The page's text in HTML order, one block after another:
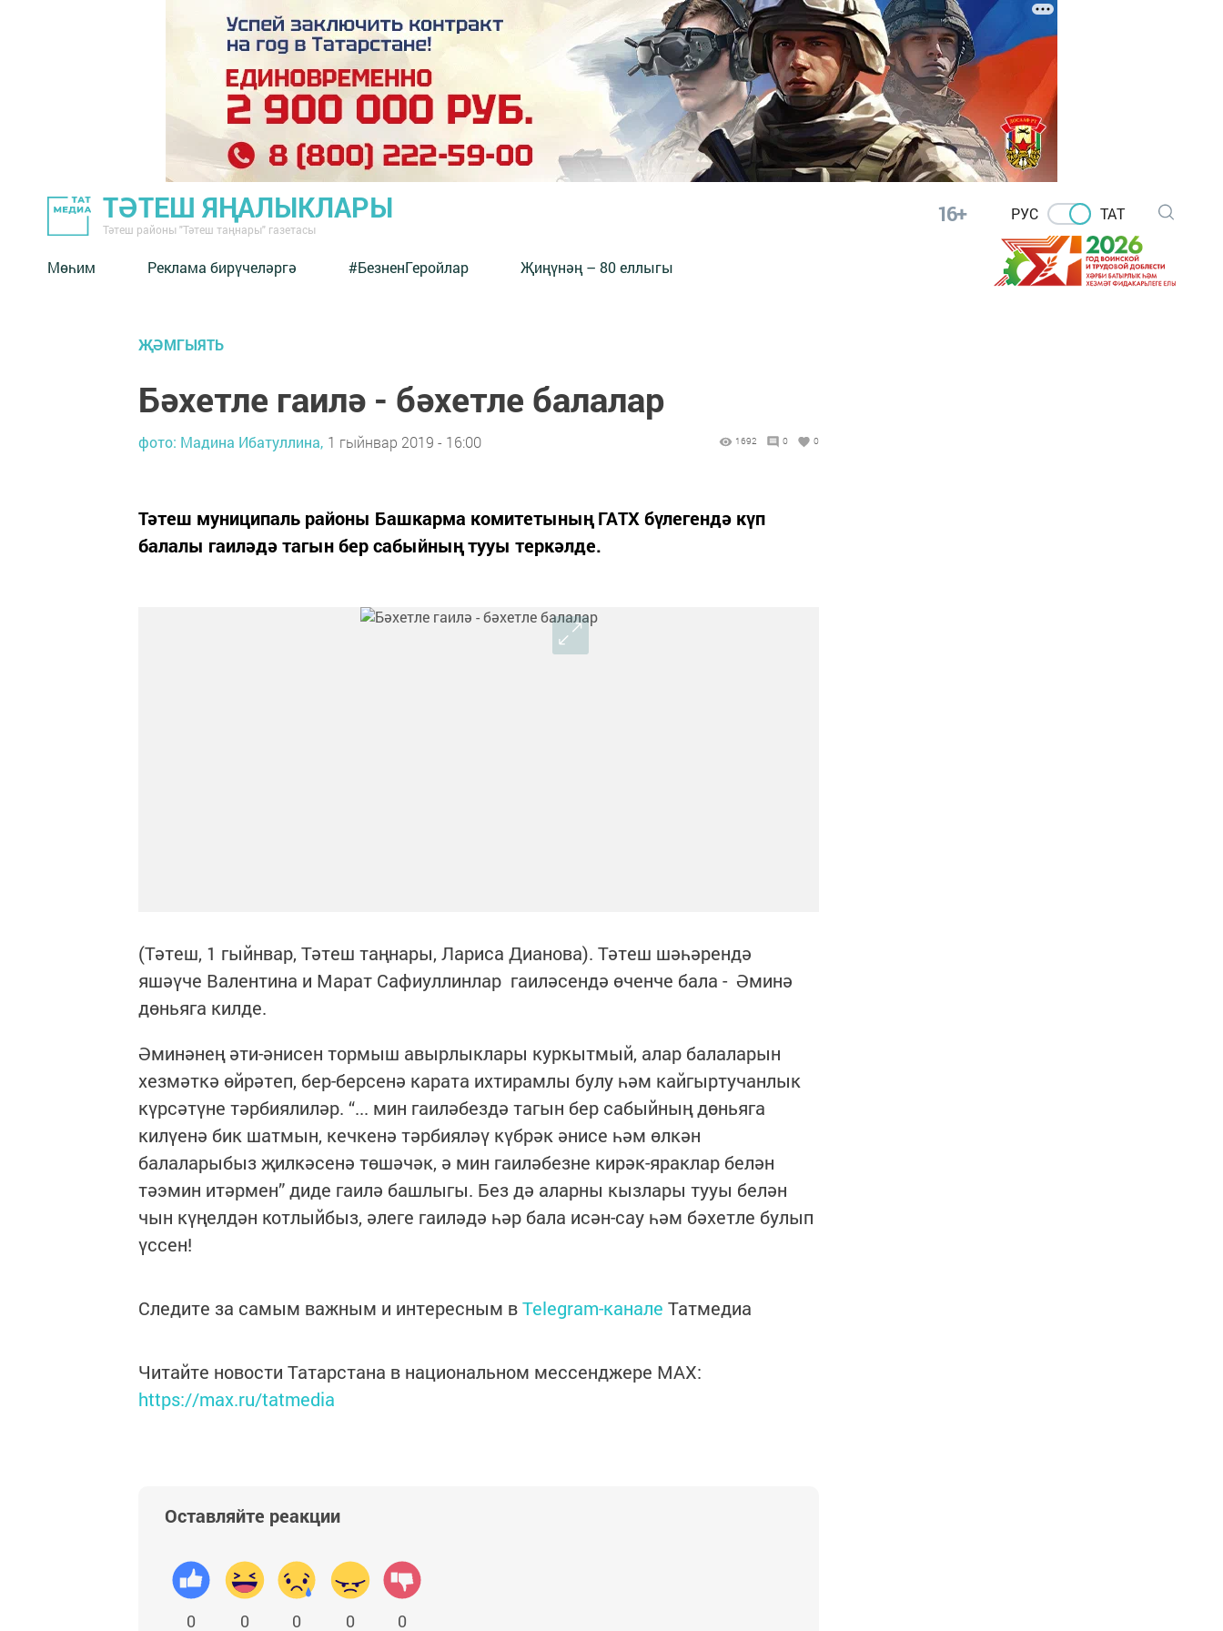
ТӘТЕШ ЯҢАЛЫКЛАРЫ
Тәтеш районы "Тәтеш таңнары" газетасы
16+ РУС ТАТ
Мөһим Реклама бирүчеләргә #БезненГеройлар Җиңүнәң – 80 еллыгы
ҖӘМГЫЯТЬ
Бәхетле гаилә - бәхетле балалар
фото: Мадина Ибатуллина, 1 гыйнвар 2019 - 16:00 1692 0 0
Тәтеш муниципаль районы Башкарма комитетының ГАТХ бүлегендә күп
балалы гаиләдә тагын бер сабыйның тууы теркәлде.
(Тәтеш, 1 гыйнвар, Тәтеш таңнары, Лариса Дианова). Тәтеш шәһәрендә
яшәүче Валентина и Марат Сафиуллинлар гаиләсендә өченче бала - Әминә
дөньяга килде.
Әминәнең әти-әнисен тормыш авырлыклары куркытмый, алар балаларын
хезмәткә өйрәтеп, бер-берсенә карата ихтирамлы булу һәм кайгыртучанлык
күрсәтүне тәрбиялиләр. “... мин гаиләбездә тагын бер сабыйның дөньяга
килүенә бик шатмын, кечкенә тәрбияләү күбрәк әнисе һәм өлкән
балаларыбыз җилкәсенә төшәчәк, ә мин гаиләбезне кирәк-яраклар белән
тәэмин итәрмен” диде гаилә башлыгы. Без дә аларны кызлары тууы белән
чын күңелдән котлыйбыз, әлеге гаиләдә һәр бала исән-сау һәм бәхетле булып
үссен!
Следите за самым важным и интересным вTelegram-канале Татмедиа
Читайте новости Татарстана в национальном мессенджере MАХ:
https://max.ru/tatmedia
Оставляйте реакции
0 0 0 0 0